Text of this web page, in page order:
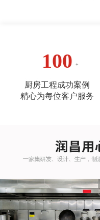
100
厨房工程成功案例
精心为每位客户服务